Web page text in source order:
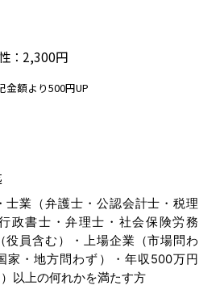
2,300円
額より500円UP
士業（弁護士・公認会計士・税理
政書士・弁理士・社会保険労務
役員含む）・上場企業（市場問わ
家・地方問わず）・年収500万円
以上の何れかを満たす方